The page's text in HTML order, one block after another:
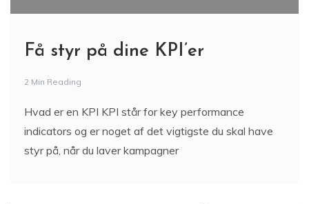
Få styr på dine KPI’er
2 Min Reading
Hvad er en KPI KPI står for key performance
indicators og er noget af det vigtigste du skal have
styr på, når du laver kampagner